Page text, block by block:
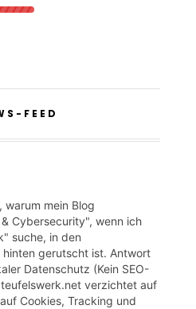
FEED
warum mein Blog
Cybersecurity", wenn ich
suche, in den
gerutscht ist. Antwort
Datenschutz (Kein SEO-
verzichtet auf
Cookies, Tracking und